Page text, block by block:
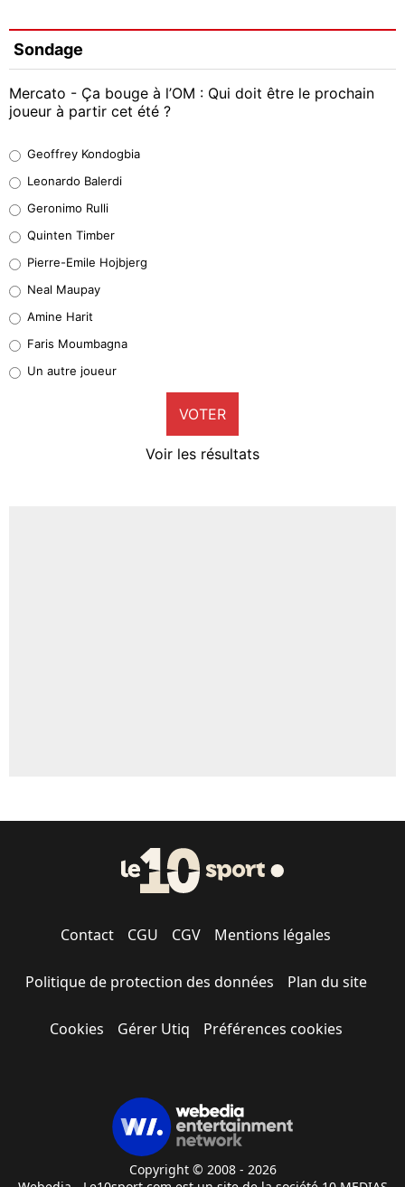
Sondage
Mercato - Ça bouge à l’OM : Qui doit être le prochain
joueur à partir cet été ?
38%
32%
5%
1%
9%
Geoffrey Kondogbia
Leonardo Balerdi
Geronimo Rulli
Quinten Timber
Pierre-Emile Hojbjerg
Neal Maupay
Amine Harit
Faris Moumbagna
Un autre joueur
VOTER
Voir les résultats
Contact CGU CGV Mentions légales
Politique de protection des données Plan du site
Cookies Gérer Utiq Préférences cookies
Copyright © 2008 - 2026